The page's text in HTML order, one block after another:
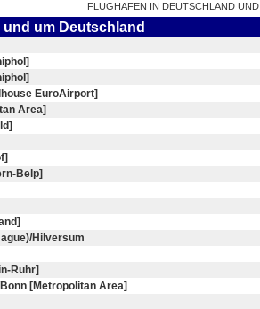
FLUGHAFEN IN DEUTSCHLAND
und um Deutschland
EuroAirport]
Area]
Belp]
Hilversum
Ruhr]
[Metropolitan Area]